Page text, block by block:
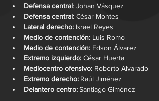
Defensa central: Johan Vásquez
Defensa central: César Montes
Lateral derecho: Israel Reyes
Medio de contención: Luis Romo
Medio de contención: Edson Álvarez
Extremo izquierdo: César Huerta
Mediocentro ofensivo: Roberto Alvarado
Extremo derecho: Raúl Jiménez
Delantero centro: Santiago Giménez